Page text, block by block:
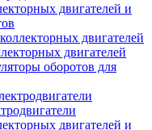
двигателей и
двигателей
двигателей
оборотов для
двигателей и